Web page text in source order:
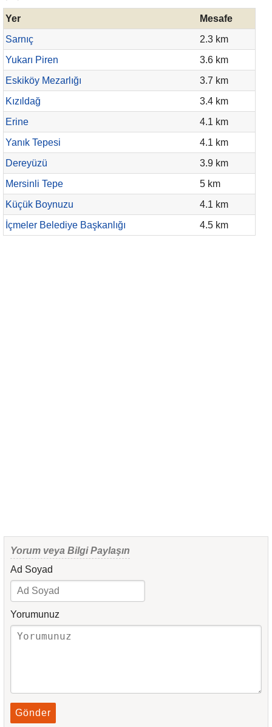
Yer
Mesafe
Sarnıç
2.3 km
Yukarı Piren
3.6 km
Eskiköy Mezarlığı
3.7 km
Kızıldağ
3.4 km
Erine
4.1 km
Yanık Tepesi
4.1 km
Dereyüzü
3.9 km
Mersinli Tepe
5 km
Küçük Boynuzu
4.1 km
İçmeler Belediye Başkanlığı
4.5 km
Yorum veya Bilgi Paylaşın
Ad Soyad
Yorumunuz
Gönder